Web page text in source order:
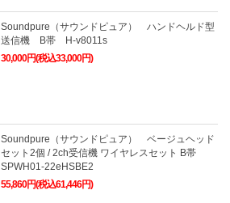
Soundpure（サウンドピュア） ハンドヘルド型
送信機 B帯 H-v8011s
30,000円(税込33,000円)
Soundpure（サウンドピュア） ベージュヘッド
セット2個 / 2ch受信機 ワイヤレスセット B帯
SPWH01-22eHSBE2
55,860円(税込61,446円)